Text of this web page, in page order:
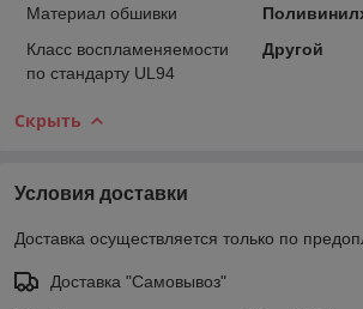
Материал обшивки
Класс воспламеняемости
по стандарту UL94
Другой
Скрыть
Условия доставки
Доставка осуществляется только по
Доставка "Самовывоз"